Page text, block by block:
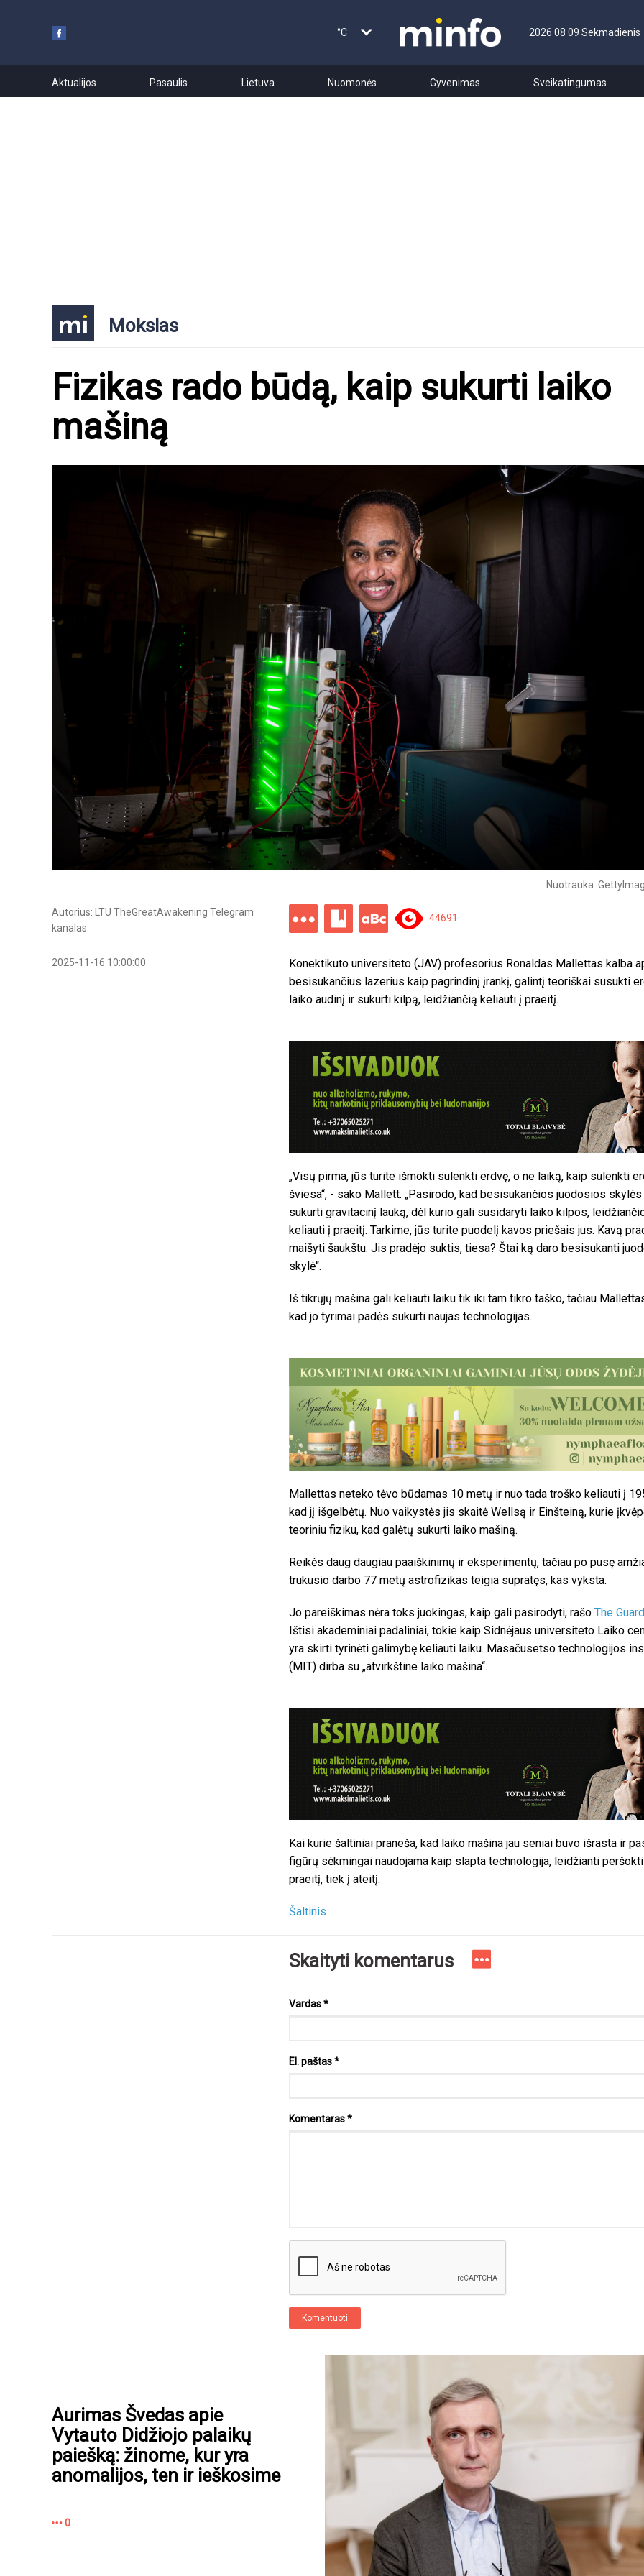
°C 2026 08 09 Sekmadienis
Aktualijos Pasaulis Lietuva Nuomonės Gyvenimas Sveikatingumas
Mokslas
Fizikas rado būdą, kaip sukurti laiko
mašiną
Nuotrauka:
Autorius: LTU TheGreatAwakening Telegram
kanalas
44691
2025-11-16 10:00:00
Konektikuto universiteto (JAV) profesorius Ronaldas Mallettas kalba
besisukančius lazerius kaip pagrindinį įrankį, galintį teoriškai susukti
laiko audinį ir sukurti kilpą, leidžiančią keliauti į praeitį.
„Visų pirma, jūs turite išmokti sulenkti erdvę, o ne laiką, kaip sulenkti
šviesa“, - sako Mallett. „Pasirodo, kad besisukančios juodosios
sukurti gravitacinį lauką, dėl kurio gali susidaryti laiko kilpos,
keliauti į praeitį. Tarkime, jūs turite puodelį kavos priešais jus. Kavą
maišyti šaukštu. Jis pradėjo suktis, tiesa? Štai ką daro besisukanti
skylė“.
Iš tikrųjų mašina gali keliauti laiku tik iki tam tikro taško, tačiau
kad jo tyrimai padės sukurti naujas technologijas.
Mallettas neteko tėvo būdamas 10 metų ir nuo tada troško keliauti į
kad jį išgelbėtų. Nuo vaikystės jis skaitė Wellsą ir Einšteiną, kurie
teoriniu fiziku, kad galėtų sukurti laiko mašiną.
Reikės daug daugiau paaiškinimų ir eksperimentų, tačiau po pusę
trukusio darbo 77 metų astrofizikas teigia supratęs, kas vyksta.
Jo pareiškimas nėra toks juokingas, kaip gali pasirodyti, rašo The
Ištisi akademiniai padaliniai, tokie kaip Sidnėjaus universiteto Laiko
yra skirti tyrinėti galimybę keliauti laiku. Masačusetso technologijos
(MIT) dirba su „atvirkštine laiko mašina“.
Kai kurie šaltiniai praneša, kad laiko mašina jau seniai buvo išrasta ir
figūrų sėkmingai naudojama kaip slapta technologija, leidžianti
praeitį, tiek į ateitį.
Šaltinis
Skaityti komentarus
Vardas*
El. paštas*
Komentaras*
Komentuoti
Aurimas Švedas apie
Vytauto Didžiojo palaikų
paiešką: žinome, kur yra
anomalijos, ten ir ieškosime
0